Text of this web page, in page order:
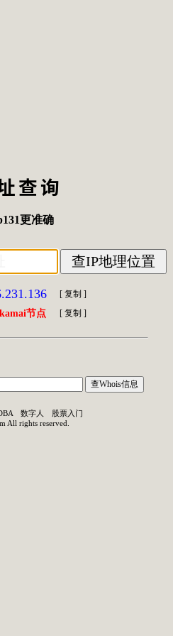
查询
更准确
[ 复制 ]
节点 [ 复制 ]
数字人
股票入门
All rights reserved.